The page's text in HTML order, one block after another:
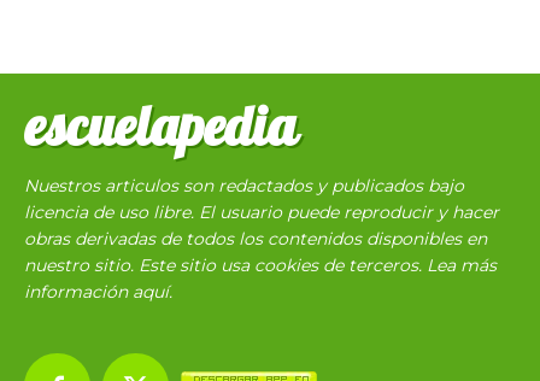
escuelapedia
Nuestros articulos son redactados y publicados bajo
licencia de uso libre. El usuario puede reproducir y hacer
obras derivadas de todos los contenidos disponibles en
nuestro sitio. Este sitio usa cookies de terceros. Lea más
información aquí.